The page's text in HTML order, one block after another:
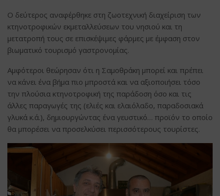
Ο δεύτερος αναφέρθηκε στη ζωοτεχνική διαχείριση των
κτηνοτροφικών εκμεταλλεύσεων του νησιού και τη
μετατροπή τους σε επισκέψιμες φάρμες με έμφαση στον
βιωματικό τουρισμό γαστρονομίας.
Αμφότεροι θεώρησαν ότι η Σαμοθράκη μπορεί και πρέπει
να κάνει ένα βήμα πιο μπροστά και να αξιοποιήσει τόσο
την πλούσια κτηνοτροφική της παράδοση όσο και τις
άλλες παραγωγές της (ελιές και ελαιόλαδο, παραδοσιακά
γλυκά κ.ά.), δημιουργώντας ένα γευστικό… προϊόν το οποίο
θα μπορέσει να προσελκύσει περισσότερους τουρίστες.